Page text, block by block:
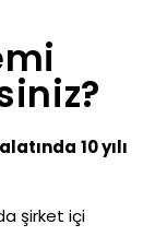
10 yılı
şirket içi